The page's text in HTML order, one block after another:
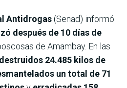
Antidrogas(Senad) informó
después de 10 días de
de Amambay. En las
24.485 kilos de
un total de 71